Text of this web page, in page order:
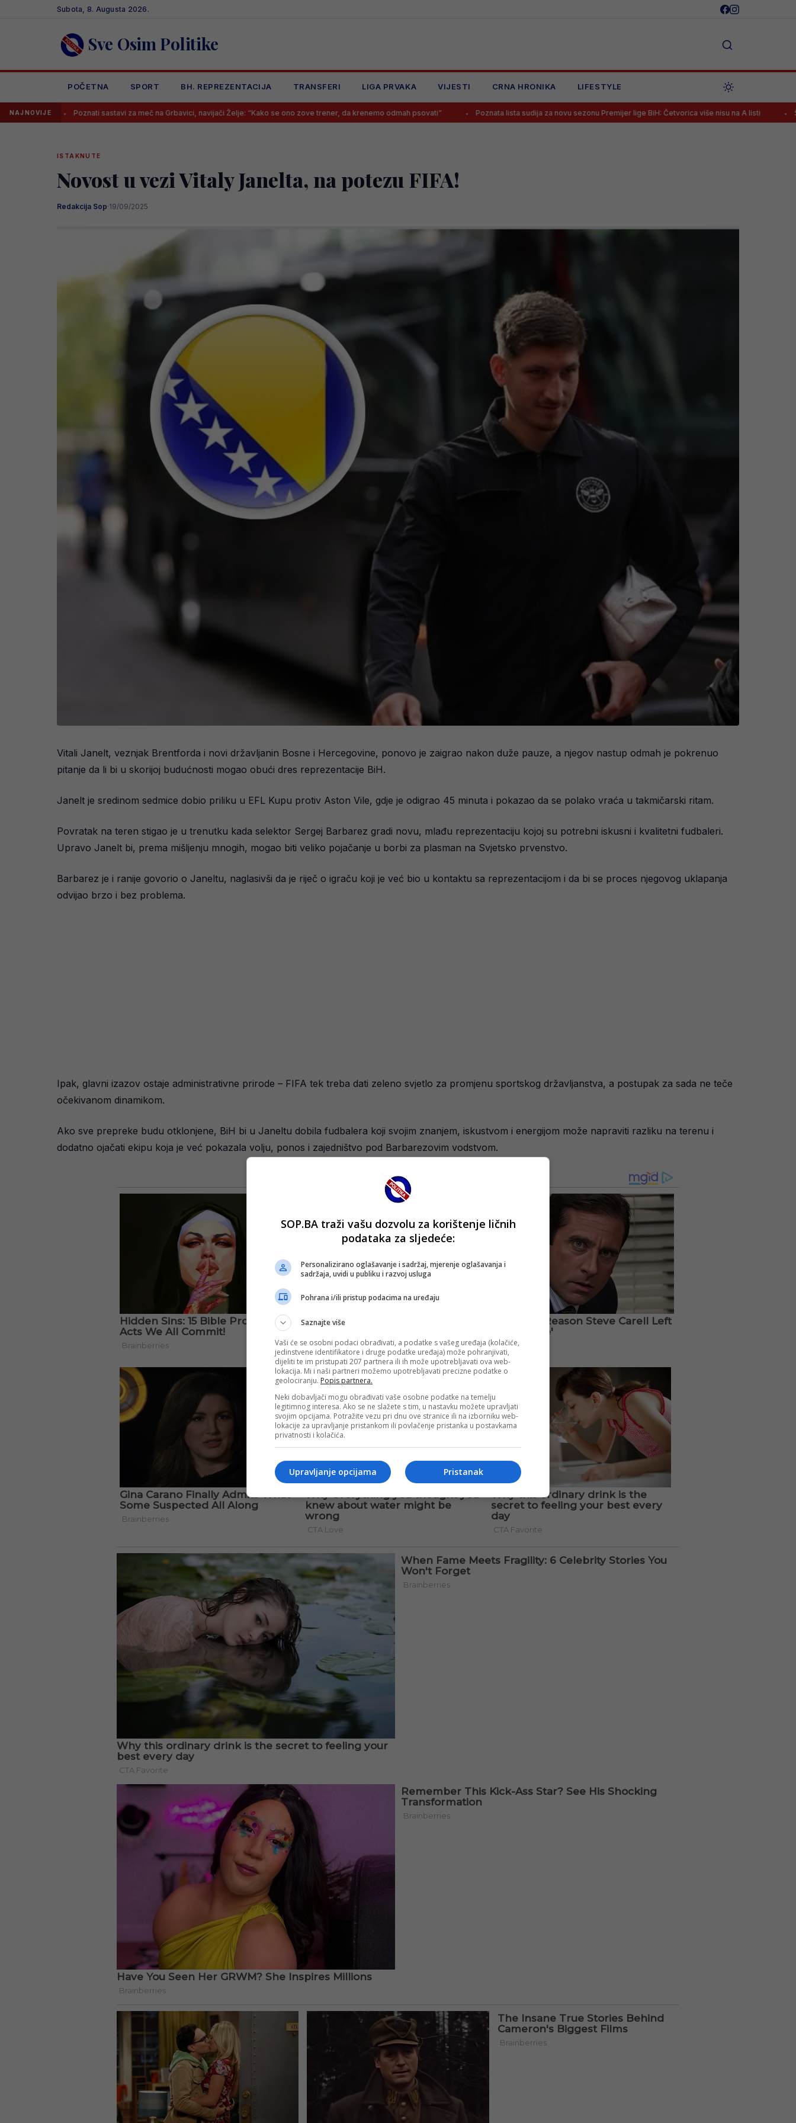
Subota, 8. Augusta 2026.
Sve Osim Politike
POČETNA SPORT BH. REPREZENTACIJA TRANSFERI LIGA PRVAKA VIJESTI CRNA HRONIKA LIFESTYLE
NAJNOVIJE
Poznati sastavi za meč na Grbavici, navijači Želje: “Kako se ono zove trener, da krenemo odmah psovati” Poznata lista sudija za novu sezonu Premijer lige BiH: Četvorica više nisu na A listi Španac na klupi
ISTAKNUTE
Novost u vezi Vitaly Janelta, na potezu FIFA!
Redakcija Sop·19/09/2025
Vitali Janelt, veznjak Brentforda i novi državljanin Bosne i Hercegovine, ponovo je zaigrao nakon duže pauze, a njegov nastup odmah je pokrenuo
pitanje da li bi u skorijoj budućnosti mogao obući dres reprezentacije BiH.
Janelt je sredinom sedmice dobio priliku u EFL Kupu protiv Aston Vile, gdje je odigrao 45 minuta i pokazao da se polako vraća u takmičarski ritam.
Povratak na teren stigao je u trenutku kada selektor Sergej Barbarez gradi novu, mlađu reprezentaciju kojoj su potrebni iskusni i kvalitetni fudbaleri.
Upravo Janelt bi, prema mišljenju mnogih, mogao biti veliko pojačanje u borbi za plasman na Svjetsko prvenstvo.
Barbarez je i ranije govorio o Janeltu, naglasivši da je riječ o igraču koji je već bio u kontaktu sa reprezentacijom i da bi se proces njegovog uklapanja
odvijao brzo i bez problema.
Ipak, glavni izazov ostaje administrativne prirode – FIFA tek treba dati zeleno svjetlo za promjenu sportskog državljanstva, a postupak za sada ne teče
očekivanom dinamikom.
Ako sve prepreke budu otklonjene, BiH bi u Janeltu dobila fudbalera koji svojim znanjem, iskustvom i energijom može napraviti razliku na terenu i
dodatno ojačati ekipu koja je već pokazala volju, ponos i zajedništvo pod Barbarezovim vodstvom.
SOP.BA traži vašu dozvolu za korištenje ličnih
podataka za sljedeće:
Personalizirano oglašavanje i sadržaj, mjerenje oglašavanja i
sadržaja, uvidi u publiku i razvoj usluga
Pohrana i/ili pristup podacima na uređaju
Saznajte više
Vaši će se osobni podaci obrađivati, a podatke s vašeg uređaja (kolačiće,
jedinstvene identifikatore i druge podatke uređaja) može pohranjivati,
dijeliti te im pristupati 207 partnera ili ih može upotrebljavati ova web-
lokacija. Mi i naši partneri možemo upotrebljavati precizne podatke o
geolociranju. Popis partnera.
Neki dobavljači mogu obrađivati vaše osobne podatke na temelju
legitimnog interesa. Ako se ne slažete s tim, u nastavku možete upravljati
svojim opcijama. Potražite vezu pri dnu ove stranice ili na izborniku web-
lokacije za upravljanje pristankom ili povlačenje pristanka u postavkama
privatnosti i kolačića.
Pristanak
Upravljanje opcijama